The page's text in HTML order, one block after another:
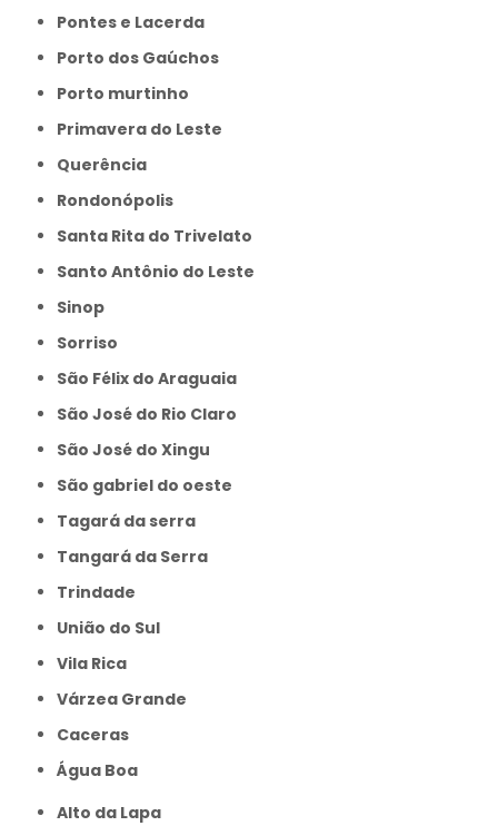
Pontes e Lacerda
Porto dos Gaúchos
Porto murtinho
Primavera do Leste
Querência
Rondonópolis
Santa Rita do Trivelato
Santo Antônio do Leste
Sinop
Sorriso
São Félix do Araguaia
São José do Rio Claro
São José do Xingu
São gabriel do oeste
Tagará da serra
Tangará da Serra
Trindade
União do Sul
Vila Rica
Várzea Grande
caceras
Água Boa
Alto da Lapa